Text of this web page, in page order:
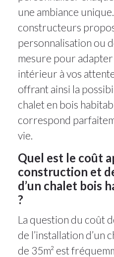
une ambiance
constructeurs
personnalisation ou
mesure pour adapter
intérieur à vos
offrant ainsi la
chalet en bois
correspond
vie.
Quel est le coût
construction et
d’un chalet bois
?
La question du coût
de l’installation d’un
de 35m² est